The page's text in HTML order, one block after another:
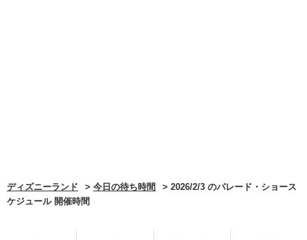
ディズニーランド 今日の待ち時間
2026/2/3 のパレード・ショース
ケジュール 開催時間